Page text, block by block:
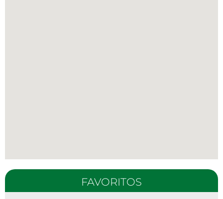
FAVORITOS